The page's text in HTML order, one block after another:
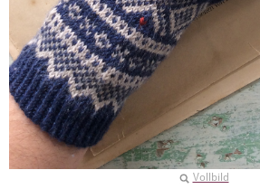
Vollbild